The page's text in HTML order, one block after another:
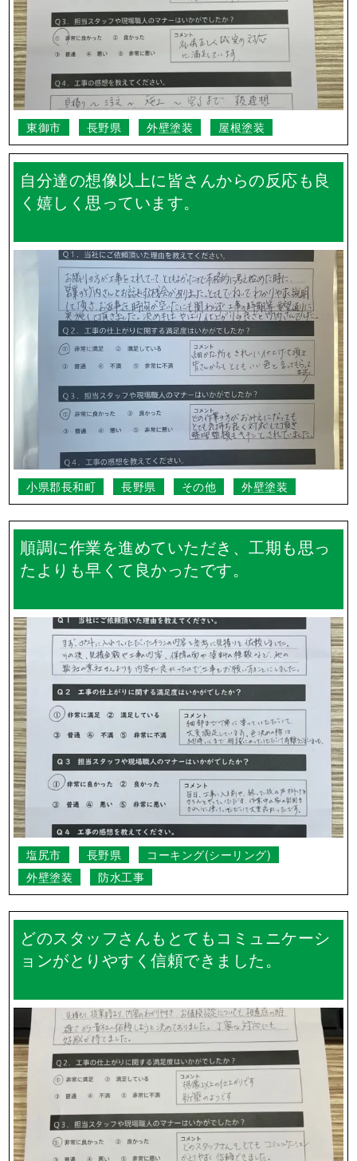
長野県 外壁塗装 屋根塗装
自分達の想像以上に皆さんからの反応も良
く嬉しく思っています。
小県郡長和町 長野県 その他 外壁塗装
順調に作業を進めていただき、工期も思っ
たよりも早くて良かったです。
塩尻市 長野県
コーキング(シーリング)
外壁塗装
防水工事
どのスタッフさんもとてもコミュニケーシ
ョンがとりやすく信頼できました。